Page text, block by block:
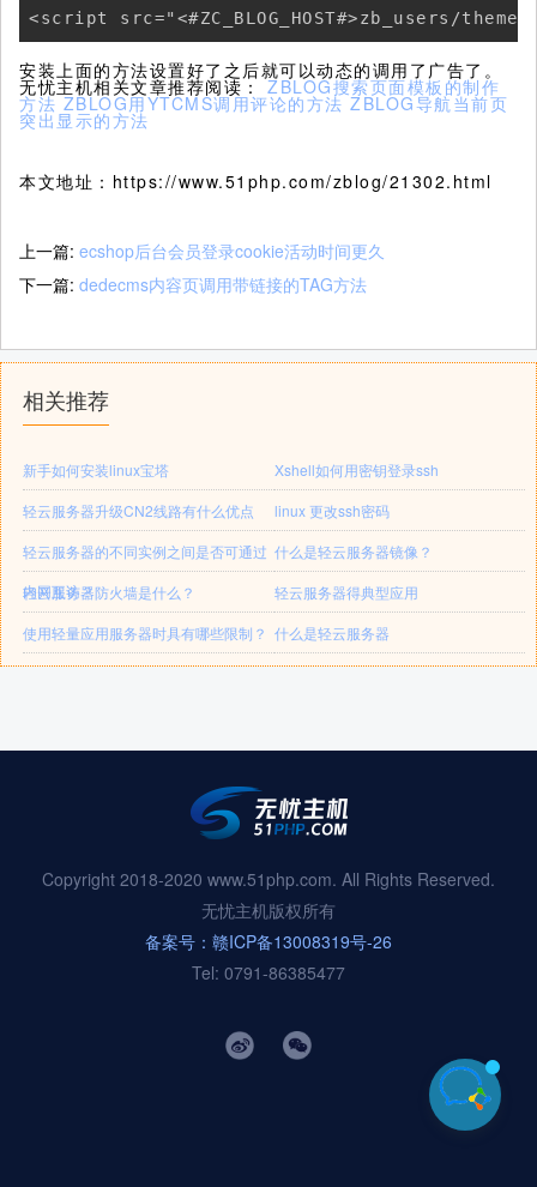
<script src="<#ZC_BLOG_HOST#>zb_users/
安装上面的方法设置好了之后就可以动态的调用了广告了。
无忧主机相关文章推荐阅读：ZBLOG搜索页面模板的制作
方法 ZBLOG用YTCMS调用评论的方法 ZBLOG导航当前页
突出显示的方法
本文地址：https://www.51php.com/zblog/21302.html
上一篇: ecshop后台会员登录cookie活动时间更久
下一篇: dedecms内容页调用带链接的TAG方法
相关推荐
新手如何安装linux宝塔
Xshell如何用密钥登录ssh
轻云服务器升级CN2线路有什么优点
linux 更改ssh密码
轻云服务器的不同实例之间是否可通过
内网互访？
什么是轻云服务器镜像？
轻云服务器防火墙是什么？
轻云服务器得典型应用
使用轻量应用服务器时具有哪些限制？ 什么是轻云服务器
Copyright 2018-2020 www.51php.com. All Rights Reserved.
无忧主机版权所有
备案号：赣ICP备13008319号-26
Tel: 0791-86385477